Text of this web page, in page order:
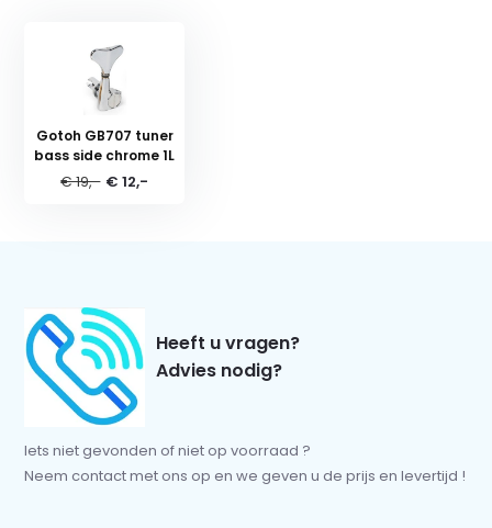
Gotoh GB707 tuner
bass side chrome 1L
€ 19,- € 12,-
Heeft u vragen?
Advies nodig?
Iets niet gevonden of niet op voorraad ?
Neem contact met ons op en we geven u de prijs en levertijd !